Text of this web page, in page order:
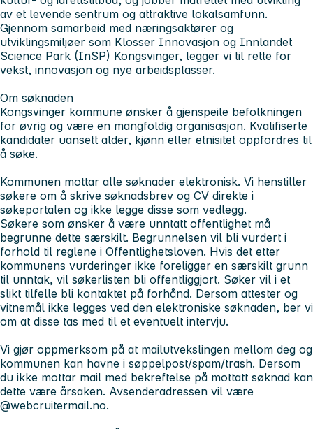
av et levende sentrum og attraktive lokalsamfunn.
Gjennom samarbeid med næringsaktører og
utviklingsmiljøer som Klosser Innovasjon og Innlandet
Science Park (InSP) Kongsvinger, legger vi til rette for
vekst, innovasjon og nye arbeidsplasser.
Om søknaden
Kongsvinger kommune ønsker å gjenspeile befolkningen
for øvrig og være en mangfoldig organisasjon. Kvalifiserte
kandidater uansett alder, kjønn eller etnisitet oppfordres til
å søke.
Kommunen mottar alle søknader elektronisk. Vi henstiller
søkere om å skrive søknadsbrev og CV direkte i
søkeportalen og ikke legge disse som vedlegg.
Søkere som ønsker å være unntatt offentlighet må
begrunne dette særskilt. Begrunnelsen vil bli vurdert i
forhold til reglene i Offentlighetsloven. Hvis det etter
kommunens vurderinger ikke foreligger en særskilt grunn
til unntak, vil søkerlisten bli offentliggjort. Søker vil i et
slikt tilfelle bli kontaktet på forhånd. Dersom attester og
vitnemål ikke legges ved den elektroniske søknaden, ber vi
om at disse tas med til et eventuelt intervju.
Vi gjør oppmerksom på at mailutvekslingen mellom deg og
kommunen kan havne i søppelpost/spam/trash. Dersom
du ikke mottar mail med bekreftelse på mottatt søknad kan
dette være årsaken. Avsenderadressen vil være
@webcruitermail.no.